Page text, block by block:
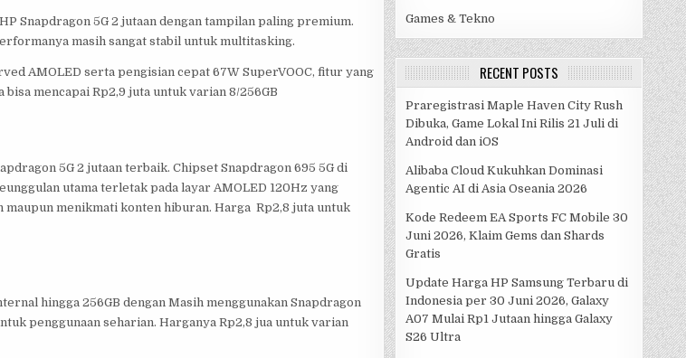
Snapdragon 5G 2 jutaan dengan tampilan paling premium.
masih sangat stabil untuk multitasking.
AMOLED serta pengisian cepat 67W SuperVOOC, fitur yang
mencapai Rp2,9 juta untuk varian 8/256GB
5G 2 jutaan terbaik. Chipset Snapdragon 695 5G di
utama terletak pada layar AMOLED 120Hz yang
menikmati konten hiburan. Harga Rp2,8 juta untuk
hingga 256GB dengan Masih menggunakan Snapdragon
penggunaan seharian. Harganya Rp2,8 jua untuk varian
Games & Tekno
RECENT POSTS
Praregistrasi Maple Haven City Rush
Dibuka, Game Lokal Ini Rilis 21 Juli di
Android dan iOS
Alibaba Cloud Kukuhkan Dominasi
Agentic AI di Asia Oseania 2026
Kode Redeem EA Sports FC Mobile 30
Juni 2026, Klaim Gems dan Shards
Gratis
Update Harga HP Samsung Terbaru di
Indonesia per 30 Juni 2026, Galaxy
A07 Mulai Rp1 Jutaan hingga Galaxy
S26 Ultra